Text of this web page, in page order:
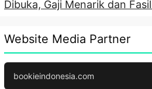
Dibuka, Gaji Menarik dan
Website Media Partner
bookieindonesia.com